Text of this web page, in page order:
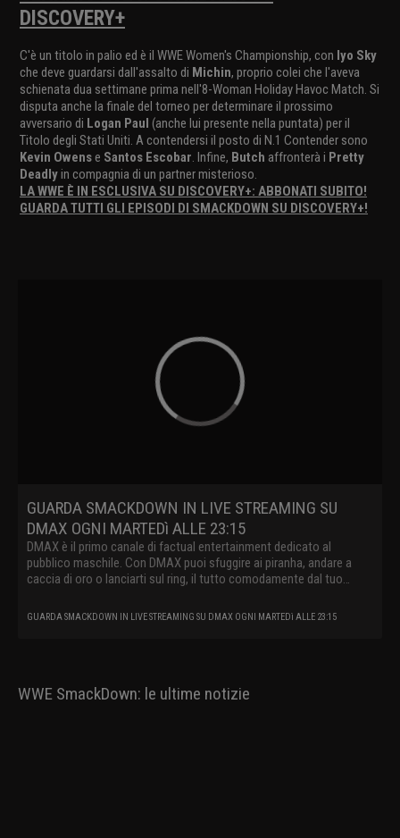
DISCOVERY+
C'è un titolo in palio ed è il WWE Women's Championship, con Iyo Sky
che deve guardarsi dall'assalto di Michin, proprio colei che l'aveva
schienata dua settimane prima nell'8-Woman Holiday Havoc Match. Si
disputa anche la finale del torneo per determinare il prossimo
avversario di Logan Paul (anche lui presente nella puntata) per il
Titolo degli Stati Uniti. A contendersi il posto di N.1 Contender sono
Kevin Owense Santos Escobar. Infine, Butch affronterà i Pretty
Deadlyin compagnia di un partner misterioso.
LA WWE È IN ESCLUSIVA SU DISCOVERY+: ABBONATI SUBITO!
GUARDA TUTTI GLI EPISODI DI SMACKDOWN SU DISCOVERY+!
GUARDA SMACKDOWN IN LIVE STREAMING SU
DMAX OGNI MARTEDì ALLE 23:15
DMAX è il primo canale di factual entertainment dedicato al
pubblico maschile. Con DMAX puoi sfuggire ai piranha, andare a
caccia di oro o lanciarti sul ring, il tutto comodamente dal tuo
GUARDA SMACKDOWN IN LIVE STREAMING SU DMAX OGNI MARTEDì ALLE 23:15
WWE SmackDown: le ultime notizie